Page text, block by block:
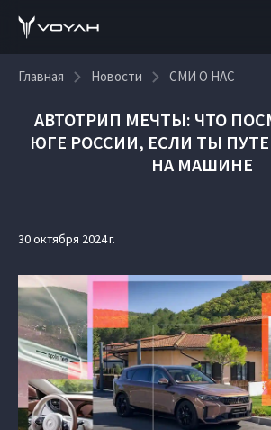
Главная Новости СМИ О НАС
АВТОТРИП МЕЧТЫ: ЧТО
ЮГЕ РОССИИ, ЕСЛИ ТЫ
НА МАШИНЕ
30 октября 2024 г.